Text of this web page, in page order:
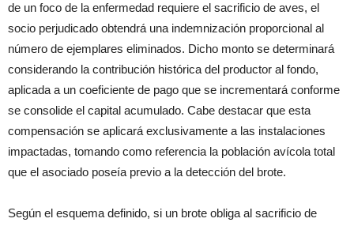
de un foco de la enfermedad requiere el sacrificio de aves, el
socio perjudicado obtendrá una indemnización proporcional al
número de ejemplares eliminados. Dicho monto se determinará
considerando la contribución histórica del productor al fondo,
aplicada a un coeficiente de pago que se incrementará conforme
se consolide el capital acumulado. Cabe destacar que esta
compensación se aplicará exclusivamente a las instalaciones
impactadas, tomando como referencia la población avícola total
que el asociado poseía previo a la detección del brote.
Según el esquema definido, si un brote obliga al sacrificio de